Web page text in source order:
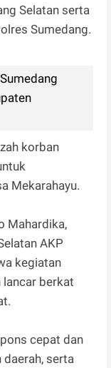
Selatan serta
Sumedang.
korban
Mekarahayu.
Mahardika,
AKP
kegiatan
lancar berkat
cepat dan
serta